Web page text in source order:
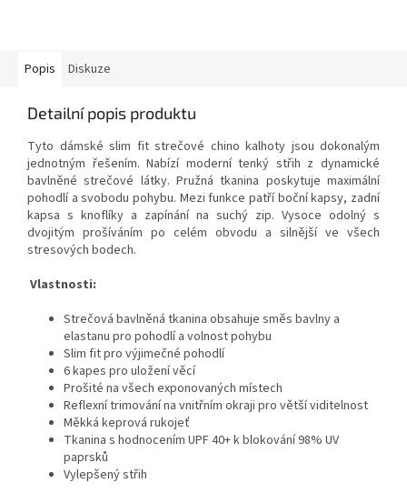
Popis Diskuze
Detailní popis produktu
Tyto dámské slim fit strečové chino kalhoty jsou dokonalým
jednotným řešením. Nabízí moderní tenký střih z dynamické
bavlněné strečové látky. Pružná tkanina poskytuje maximální
pohodlí a svobodu pohybu. Mezi funkce patří boční kapsy, zadní
kapsa s knoflíky a zapínání na suchý zip. Vysoce odolný s
dvojitým prošíváním po celém obvodu a silnější ve všech
stresových bodech.
Vlastnosti:
Strečová bavlněná tkanina obsahuje směs bavlny a
elastanu pro pohodlí a volnost pohybu
Slim fit pro výjimečné pohodlí
6 kapes pro uložení věcí
Prošité na všech exponovaných místech
Reflexní trimování na vnitřním okraji pro větší viditelnost
Měkká keprová rukojeť
Tkanina s hodnocením UPF 40+ k blokování 98% UV
paprsků
Vylepšený střih